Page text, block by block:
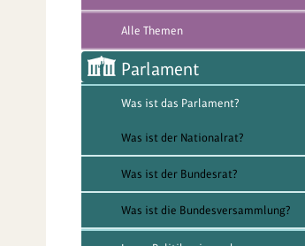
Alle Themen
Parlament
Was ist das Parlament?
Was ist der Nationalrat?
Was ist der Bundesrat?
Was ist die Bundesversammlung?